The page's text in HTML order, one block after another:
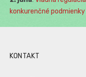
konkurenčné
KONTAKT